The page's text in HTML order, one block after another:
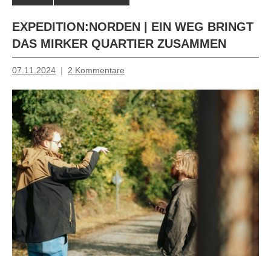
EXPEDITION:NORDEN | EIN WEG BRINGT
DAS MIRKER QUARTIER ZUSAMMEN
07.11.2024
Mosche
2 Kommentare